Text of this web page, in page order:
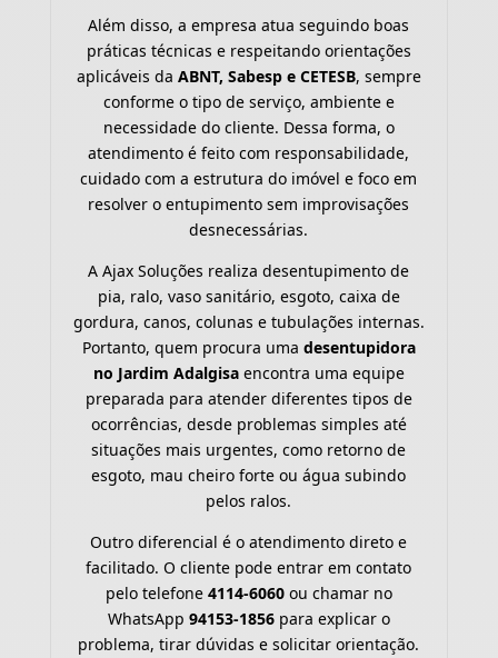
Além disso, a empresa atua seguindo boas
práticas técnicas e respeitando orientações
aplicáveis da ABNT, Sabesp e CETESB, sempre
conforme o tipo de serviço, ambiente e
necessidade do cliente. Dessa forma, o
atendimento é feito com responsabilidade,
cuidado com a estrutura do imóvel e foco em
resolver o entupimento sem improvisações
desnecessárias.
A Ajax Soluções realiza desentupimento de
pia, ralo, vaso sanitário, esgoto, caixa de
gordura, canos, colunas e tubulações internas.
Portanto, quem procura uma desentupidora
no Jardim Adalgisaencontra uma equipe
preparada para atender diferentes tipos de
ocorrências, desde problemas simples até
situações mais urgentes, como retorno de
esgoto, mau cheiro forte ou água subindo
pelos ralos.
Outro diferencial é o atendimento direto e
facilitado. O cliente pode entrar em contato
pelo telefone 4114-6060ou chamar no
WhatsApp 94153-1856para explicar o
problema, tirar dúvidas e solicitar orientação.